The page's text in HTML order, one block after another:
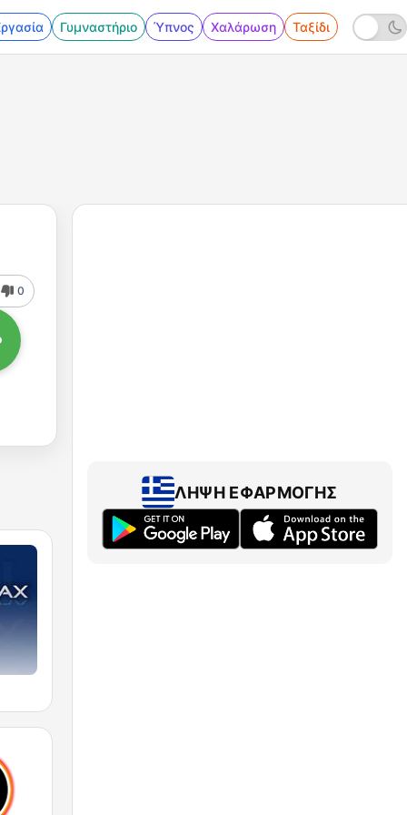
Γυμναστήριο Ύπνος Χαλάρωση Ταξίδι
0
ΛΉΨΗ ΕΦΑΡΜΟΓΉΣ